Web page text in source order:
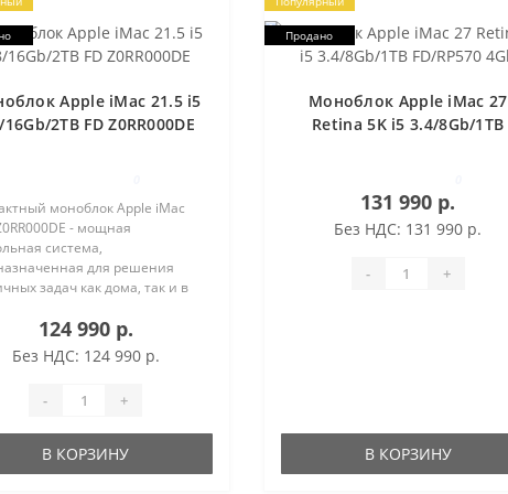
Apple iMac 21.5 i5
2TB FD Z0RR000DE
моноблок Apple iMac
- мощная
система,
для решения
задач как дома, так и в
мышь и клавиатура.
ПРОИЗВОДИТЕЛЬНОСТЬ
можно и..
124 990 р.
Без НДС: 124 990 р.
- +
В КОРЗИНУ
Продано
Моноблок Apple iMac 27
Retina 5K i5 3.4/8Gb/1TB
131 990 р.
Без НДС: 131 990 р.
- +
В КОРЗИНУ